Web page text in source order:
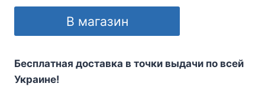
В магазин
Бесплатная доставка в точки выдачи по всей
Украине!